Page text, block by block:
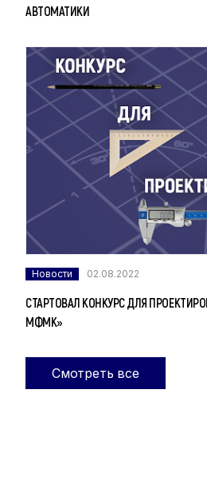
АВТОМАТИКИ
Новости 02.08.2022
СТАРТОВАЛ КОНКУРС ДЛЯ
МФМК»
Смотреть все